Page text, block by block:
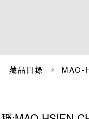
藏品目錄 MAO-